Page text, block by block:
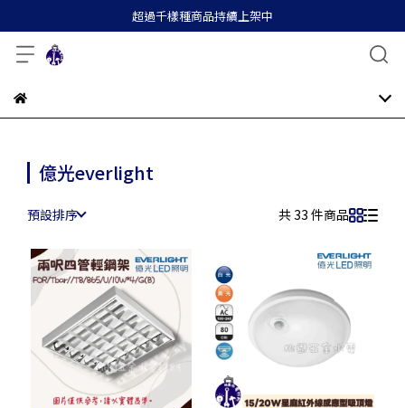
超過千樣種商品持續上架中
億光everlight
預設排序 共 33 件商品